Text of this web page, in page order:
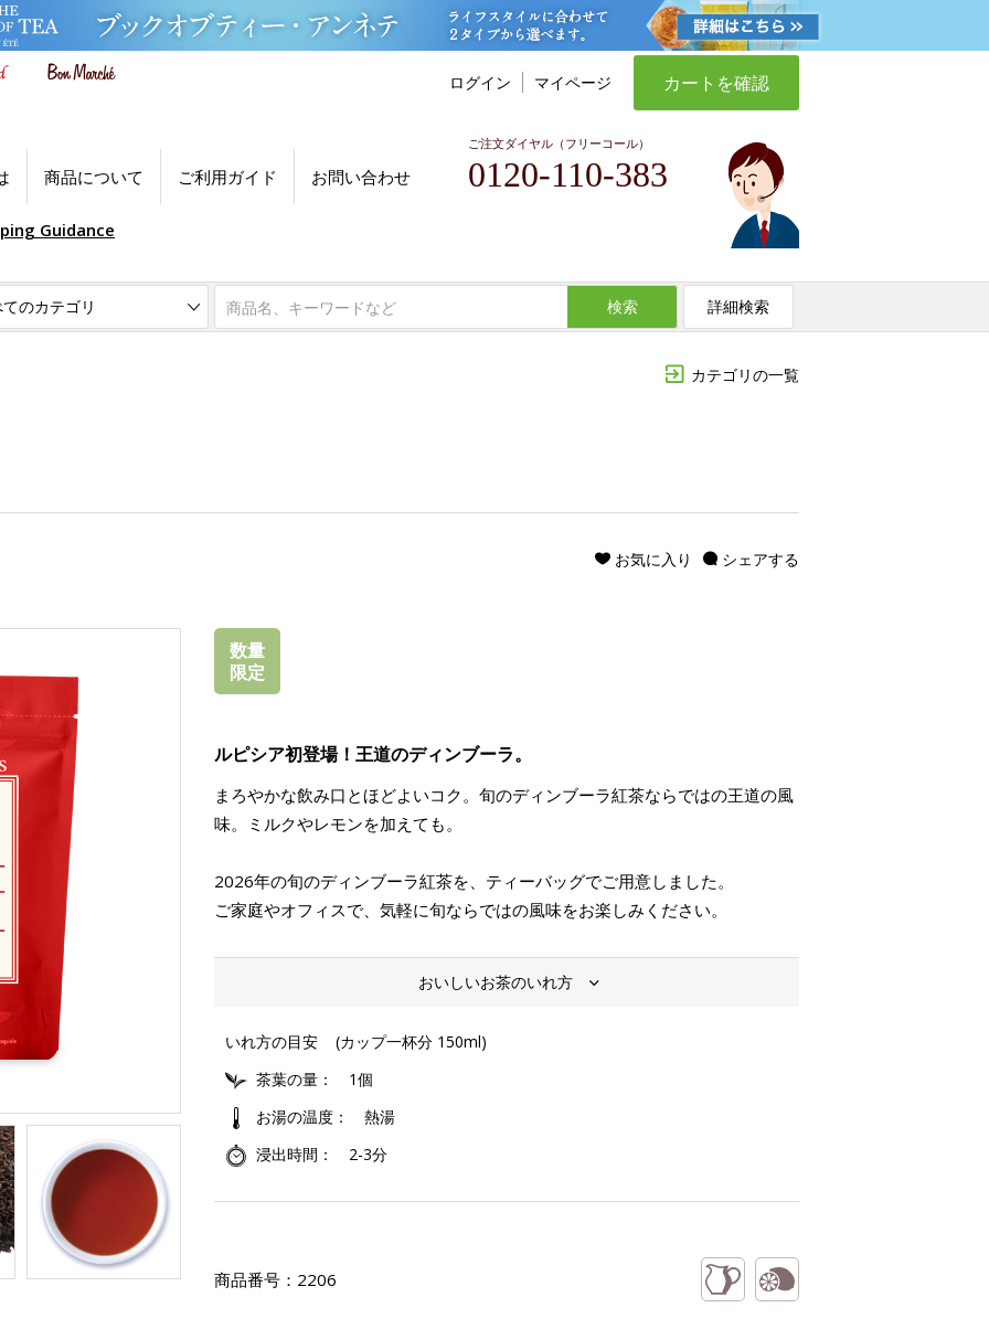
ログイン マイページ カートを確認
商品について ご利用ガイド お問い合わせ
ご注文ダイヤル（フリーコール）
0120-110-383
Guidance
検索 詳細検索
カテゴリの一覧
シェアする
お気に入り
数量
限定
ルピシア初登場！王道のディンブーラ。
まろやかな飲み口とほどよいコク。旬のディンブーラ紅茶ならではの王道の風
味。ミルクやレモンを加えても。
2026年の旬のディンブーラ紅茶を、ティーバッグでご用意しました。
ご家庭やオフィスで、気軽に旬ならではの風味をお楽しみください。
おいしいお茶のいれ方
いれ方の目安
(カップ一杯分 150ml)
茶葉の量
1個
お湯の温度
熱湯
浸出時間
2-3分
商品番号： 2206